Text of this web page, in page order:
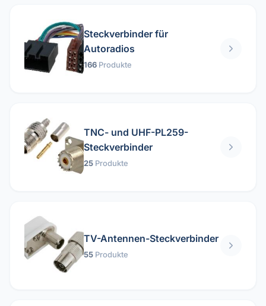
Steckverbinder für
Autoradios
166 Produkte
TNC- und UHF-PL259-
Steckverbinder
25 Produkte
TV-Antennen-Steckverbinder
55 Produkte